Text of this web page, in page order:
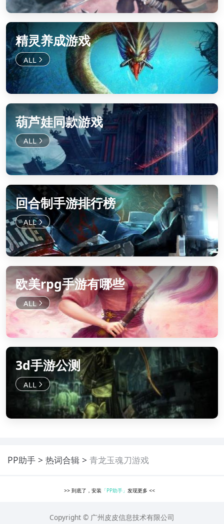
精灵养成游戏
葫芦娃同款游戏
回合制手游排行榜
欧美rpg手游有哪些
3d手游公测
PP助手 热词合辑 青龙玉魂刀游戏
>> 到底了，安装 「PP助手」发现更多<<
Copyright © 广州皮皮信息技术有限公司